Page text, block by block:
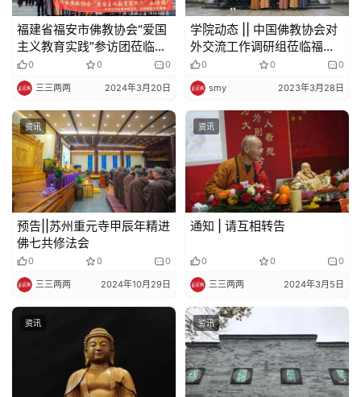
福建省福安市佛教协会“爱国
主义教育实践”参访团莅临地
藏古寺参学
0 0 0
三三两两 2024年3月20日
学院动态 || 中国佛教协会对
外交流工作调研组莅临福建
佛学院调研
0 0 0
smy 2023年3月28日
资讯
预告||苏州重元寺甲辰年精进
佛七共修法会
0 0 0
三三两两 2024年10月29日
资讯
通知 | 请互相转告
0 0 0
三三两两 2024年3月5日
资讯 资讯